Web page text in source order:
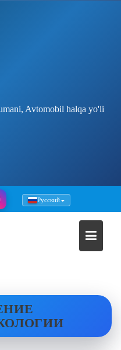
Avtomobil halqa yo'li
Русский